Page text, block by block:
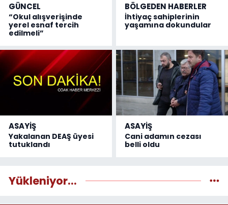
GÜNCEL
“Okul alışverişinde
yerel esnaf tercih
edilmeli”
BÖLGEDEN HABERLER
İhtiyaç sahiplerinin
yaşamına dokundular
ASAYİŞ
Yakalanan DEAŞ üyesi
tutuklandı
ASAYİŞ
Cani adamın cezası
belli oldu
Yükleniyor...